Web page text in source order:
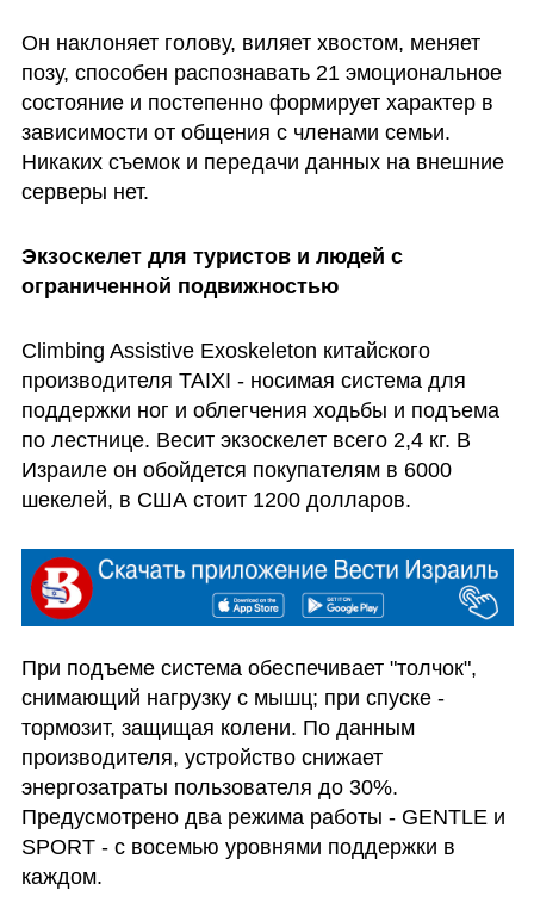
Он наклоняет голову, виляет хвостом, меняет
позу, способен распознавать 21 эмоциональное
состояние и постепенно формирует характер в
зависимости от общения с членами семьи.
Никаких съемок и передачи данных на внешние
серверы нет.
Экзоскелет для туристов и людей с
ограниченной подвижностью
Climbing Assistive Exoskeleton китайского
производителя TAIXI - носимая система для
поддержки ног и облегчения ходьбы и подъема
по лестнице. Весит экзоскелет всего 2,4 кг. В
Израиле он обойдется покупателям в 6000
шекелей, в США стоит 1200 долларов.
При подъеме система обеспечивает "толчок",
снимающий нагрузку с мышц; при спуске -
тормозит, защищая колени. По данным
производителя, устройство снижает
энергозатраты пользователя до 30%.
Предусмотрено два режима работы - GENTLE и
SPORT - с восемью уровнями поддержки в
каждом.